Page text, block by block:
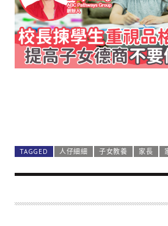
TAGGED 人仔細細 子女教養 家長